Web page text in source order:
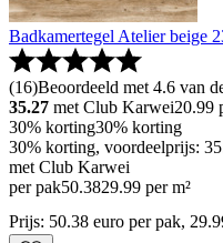
Badkamertegel Atelier beige
(16)Beoordeeld met 4.6 van
35.27 met Club Karwei20.99
30% korting30% korting
30% korting, voordeelprijs:
met Club Karwei
per pak50.3829.99 per m²
Prijs: 50.38 euro per pak,